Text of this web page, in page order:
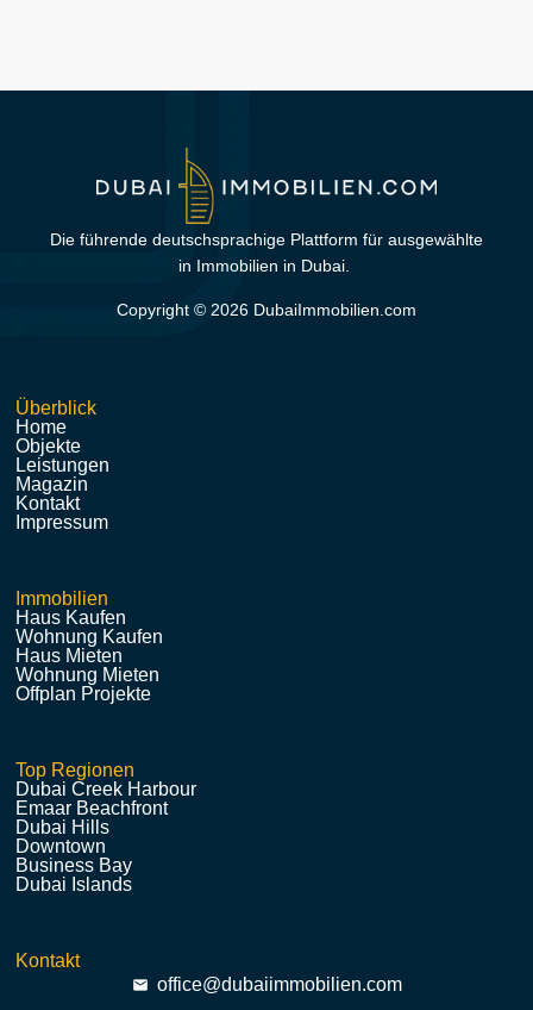
Die führende deutschsprachige Plattform für ausgewählte
in Immobilien in Dubai.
Copyright © 2026 DubaiImmobilien.com
Überblick
Home
Objekte
Leistungen
Magazin
Kontakt
Impressum
Immobilien
Haus Kaufen
Wohnung Kaufen
Haus Mieten
Wohnung Mieten
Offplan Projekte
Top Regionen
Dubai Creek Harbour
Emaar Beachfront
Dubai Hills
Downtown
Business Bay
Dubai Islands
Kontakt
office@dubaiimmobilien.com